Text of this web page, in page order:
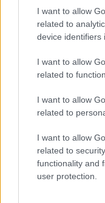
I want to allow
related to
device identifiers
I want to allow
related to
I want to allow
related to
I want to allow
related to
functionality and
user protection.
συλλογική
ή καθιερωμένη
Τα σχολιά σας
διαγράφονται